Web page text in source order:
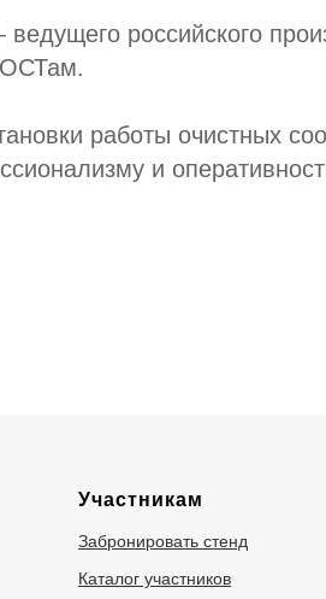
российского
работы очистных
и
Участникам
Забронировать стенд
Каталог участников